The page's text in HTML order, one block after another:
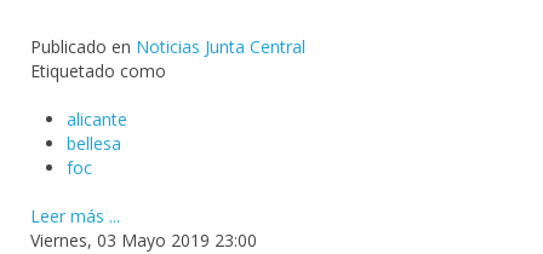
Publicado en Noticias Junta Central
Etiquetado como
alicante
bellesa
foc
Leer más ...
Viernes, 03 Mayo 2019 23:00